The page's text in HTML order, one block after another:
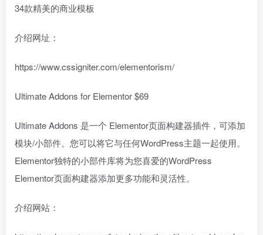
34款精美的商业模板
介绍网址：
https://www.cssigniter.com/elementorism/
Ultimate Addons for Elementor $69
Ultimate Addons 是一个 Elementor页面构建器插件，可添加
模块/小部件。您可以将它与任何WordPress主题一起使用。
Elementor独特的小部件库将为您喜爱的WordPress
Elementor页面构建器添加更多功能和灵活性。
介绍网站：